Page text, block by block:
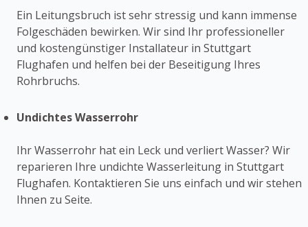
Ein Leitungsbruch ist sehr stressig und kann immense
Folgeschäden bewirken. Wir sind Ihr professioneller
und kostengünstiger Installateur in Stuttgart
Flughafen und helfen bei der Beseitigung Ihres
Rohrbruchs.
Undichtes Wasserrohr
Ihr Wasserrohr hat ein Leck und verliert Wasser? Wir
reparieren Ihre undichte Wasserleitung in Stuttgart
Flughafen. Kontaktieren Sie uns einfach und wir stehen
Ihnen zu Seite.